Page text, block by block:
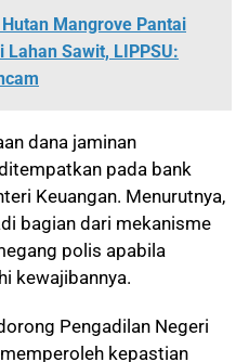
Mangrove Pantai
Sawit, LIPPSU:
dana jaminan
pada bank
Keuangan. Menurutnya,
bagian dari mekanisme
polis apabila
kewajibannya.
Pengadilan Negeri
kepastian